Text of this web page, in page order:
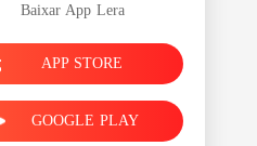
Baixar App Lera
APP STORE
GOOGLE PLAY